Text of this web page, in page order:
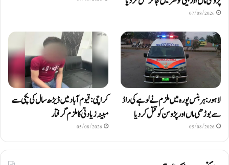
07/08/2026
لاہور: ہربنس پورہ میں ملزم نے لوہے کی راڈ
سے بوڑھی ماں اور پڑوسن کو قتل کر دیا
05/08/2026
کراچی: قیوم آباد میں ڈیڑھ سال کی بچی سے
مبینہ زیادتی کا ملزم گرفتار
05/08/2026